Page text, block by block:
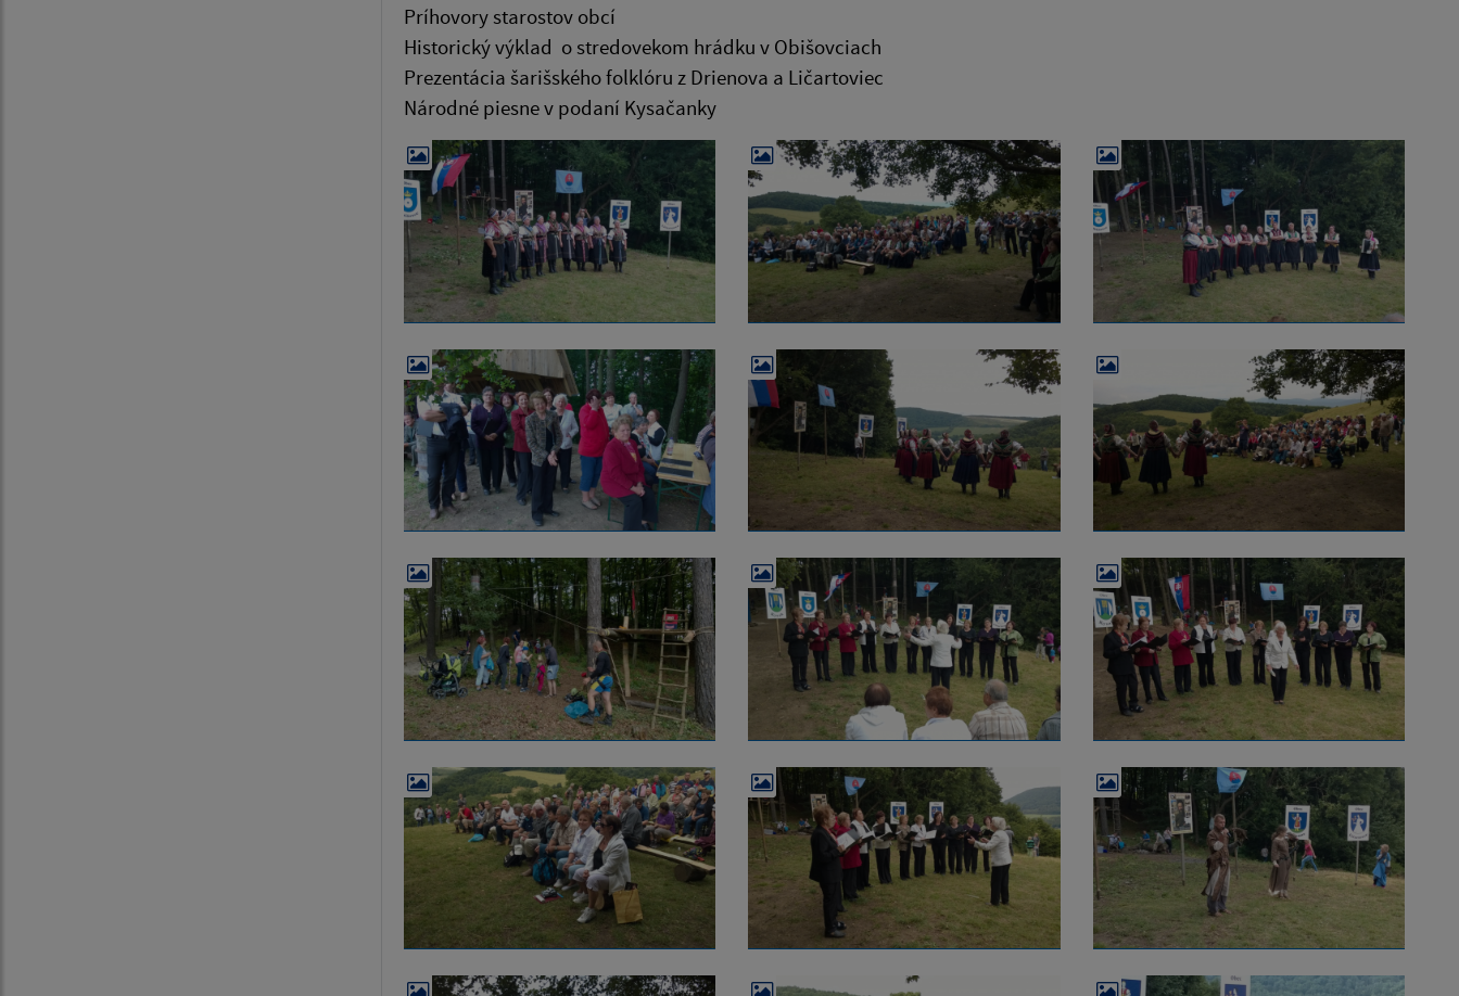
Príhovory starostov obcí
Historický výklad o stredovekom hrádku v Obišovciach
Prezentácia šarišského folklóru z Drienova a Ličartoviec
Národné piesne v podaní Kysačanky